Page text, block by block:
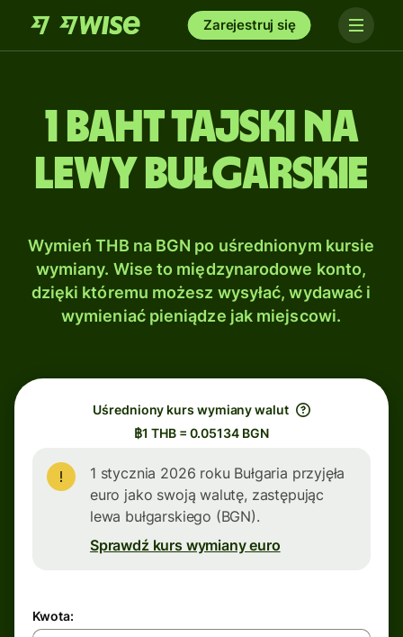
Zarejestruj się
1 Baht tajski na
Lewy bułgarskie
Wymień THB na BGN po uśrednionym kursie
wymiany. Wise to międzynarodowe konto,
dzięki któremu możesz wysyłać, wydawać i
wymieniać pieniądze jak miejscowi.
Uśredniony kurs wymiany walut
฿1 THB = 0.05134 BGN
1 stycznia 2026 roku Bułgaria przyjęła
euro jako swoją walutę, zastępując
lewa bułgarskiego (BGN).
Sprawdź kurs wymiany euro
Kwota: